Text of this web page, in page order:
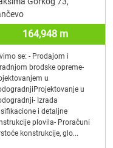
164,948 m
se: - Prodajom i
brodske opreme-
u
u
Izrada
i detaljne
plovila- Proračuni
konstrukcije, glo...